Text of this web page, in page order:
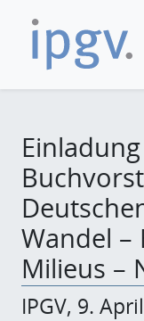
Wandel –
Milieus –
IPGV, 9.